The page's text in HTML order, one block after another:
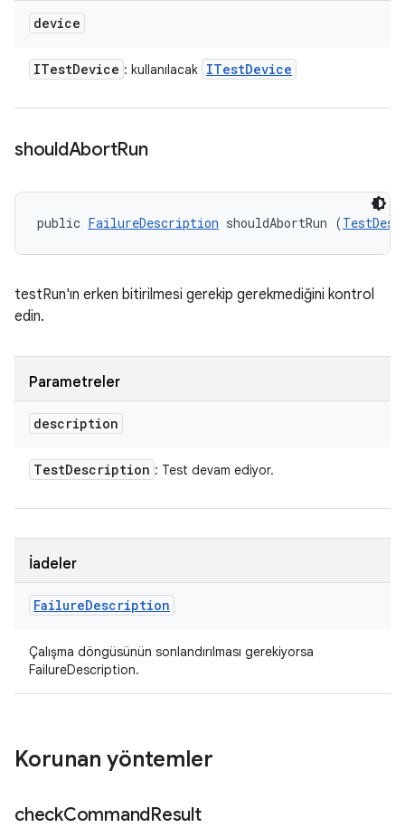
device
ITestDevice : kullanılacak ITestDevice
shouldAbortRun
public FailureDescription shouldAbortRun (
testRun'ın erken bitirilmesi gerekip gerekmediğini kontrol
edin.
Parametreler
description
TestDescription : Test devam ediyor.
İadeler
FailureDescription
Çalışma döngüsünün sonlandırılması gerekiyorsa
FailureDescription.
Korunan yöntemler
checkCommandResult